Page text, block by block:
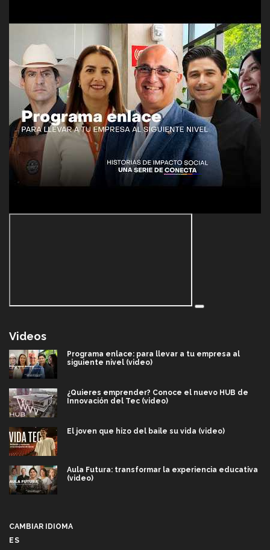
Videos
Programa enlace: para llevar a tu empresa al
siguiente nivel (video)
¿Quieres emprender? Conoce el nuevo HUB de
Innovación del Tec (video)
El joven que hizo del baile su vida (video)
Aula Futura: transformar la experiencia educativa
(video)
CAMBIAR IDIOMA
ES